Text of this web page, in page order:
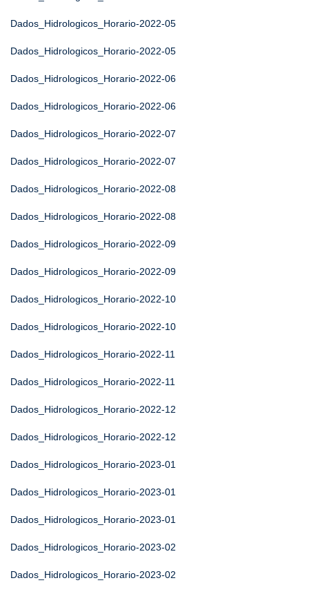
Dados_Hidrologicos_Horario-2022-05
Dados_Hidrologicos_Horario-2022-05
Dados_Hidrologicos_Horario-2022-06
Dados_Hidrologicos_Horario-2022-06
Dados_Hidrologicos_Horario-2022-07
Dados_Hidrologicos_Horario-2022-07
Dados_Hidrologicos_Horario-2022-08
Dados_Hidrologicos_Horario-2022-08
Dados_Hidrologicos_Horario-2022-09
Dados_Hidrologicos_Horario-2022-09
Dados_Hidrologicos_Horario-2022-10
Dados_Hidrologicos_Horario-2022-10
Dados_Hidrologicos_Horario-2022-11
Dados_Hidrologicos_Horario-2022-11
Dados_Hidrologicos_Horario-2022-12
Dados_Hidrologicos_Horario-2022-12
Dados_Hidrologicos_Horario-2023-01
Dados_Hidrologicos_Horario-2023-01
Dados_Hidrologicos_Horario-2023-01
Dados_Hidrologicos_Horario-2023-02
Dados_Hidrologicos_Horario-2023-02